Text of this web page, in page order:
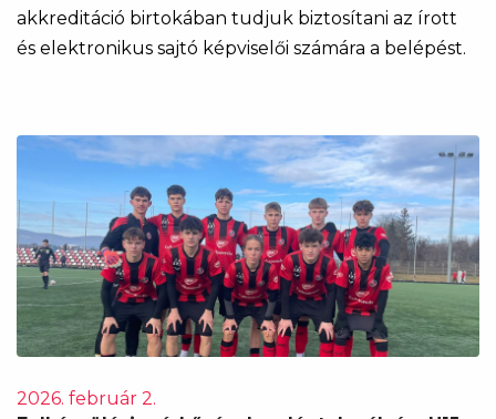
akkreditáció birtokában tudjuk biztosítani az írott
és elektronikus sajtó képviselői számára a belépést.
2026. február 2.